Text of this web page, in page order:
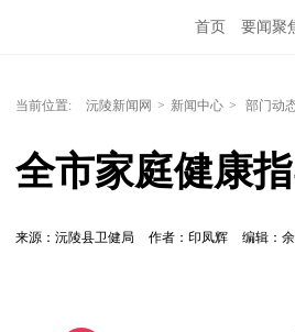
首页 要闻聚
当前位置: 沅陵新闻网 > 新闻中心 > 部门动
全市家庭健康
来源：沅陵县卫健局 作者：印凤辉 编辑：